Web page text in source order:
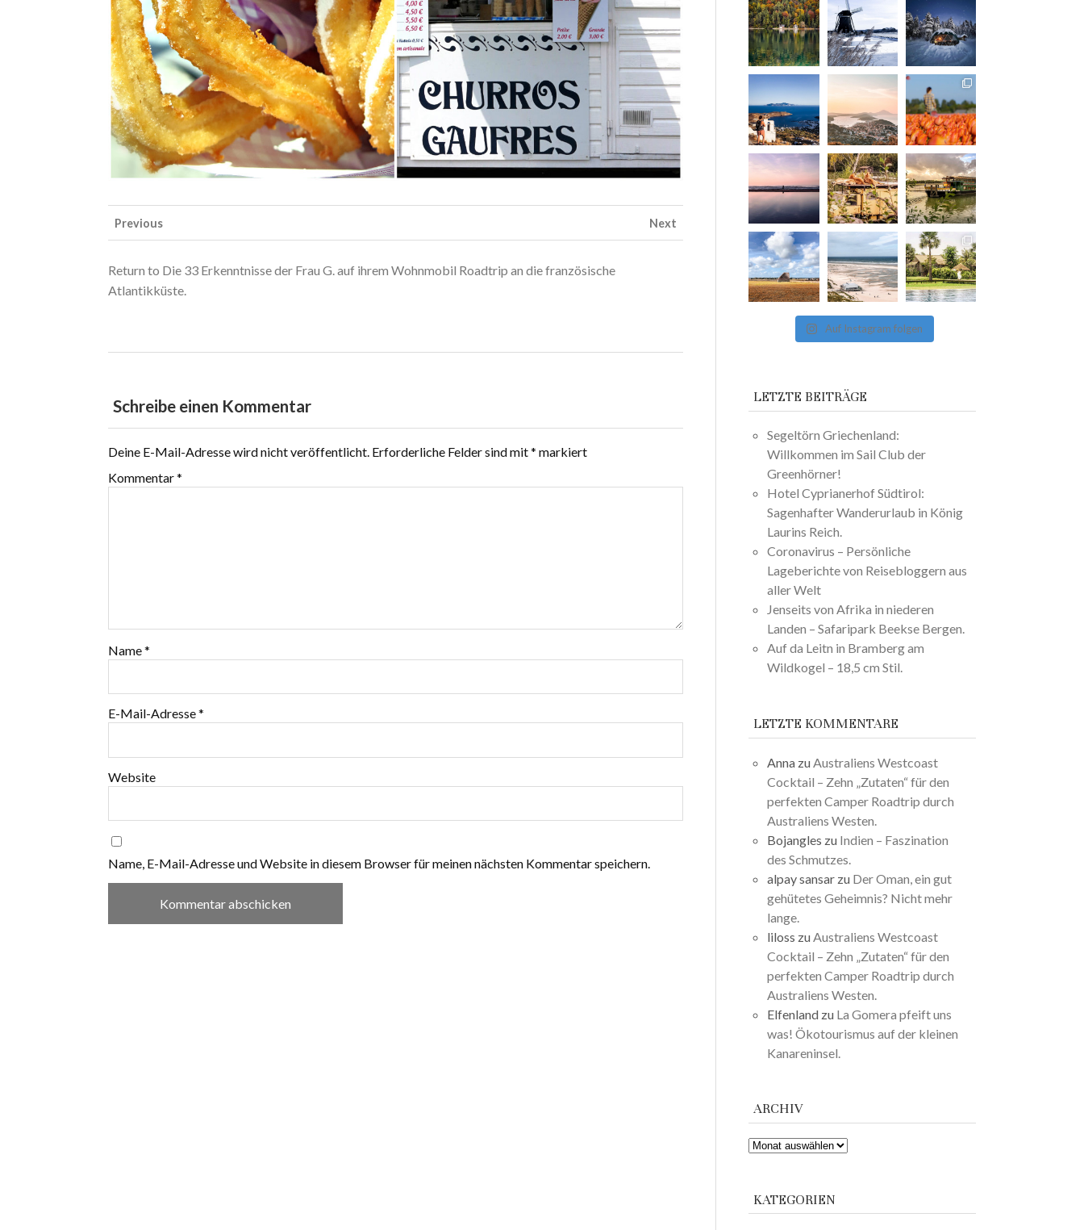
Previous Next
Return to Die 33 Erkenntnisse der Frau G. auf ihrem Wohnmobil Roadtrip an die französische
Atlantikküste.
Schreibe einen Kommentar
Deine E-Mail-Adresse wird nicht veröffentlicht. Erforderliche Felder sind mit* markiert
Kommentar*
Name*
E-Mail-Adresse*
Website
Name, E-Mail-Adresse und Website in diesem Browser für meinen nächsten Kommentar speichern.
Auf Instagram folgen
LETZTE BEITRÄGE
Segeltörn Griechenland:
Willkommen im Sail Club der
Greenhörner!
Hotel Cyprianerhof Südtirol:
Sagenhafter Wanderurlaub in König
Laurins Reich.
Coronavirus – Persönliche
Lageberichte von Reisebloggern aus
aller Welt
Jenseits von Afrika in niederen
Landen – Safaripark Beekse Bergen.
Auf da Leitn in Bramberg am
Wildkogel – 18,5 cm Stil.
LETZTE KOMMENTARE
Anna zu Australiens Westcoast
Cocktail – Zehn „Zutaten“ für den
perfekten Camper Roadtrip durch
Australiens Westen.
Bojangles zu Indien – Faszination
des Schmutzes.
alpay sansar zu Der Oman, ein gut
gehütetes Geheimnis? Nicht mehr
lange.
liloss zu Australiens Westcoast
Cocktail – Zehn „Zutaten“ für den
perfekten Camper Roadtrip durch
Australiens Westen.
Elfenland zu La Gomera pfeift uns
was! Ökotourismus auf der kleinen
Kanareninsel.
ARCHIV
ARCHIV
KATEGORIEN